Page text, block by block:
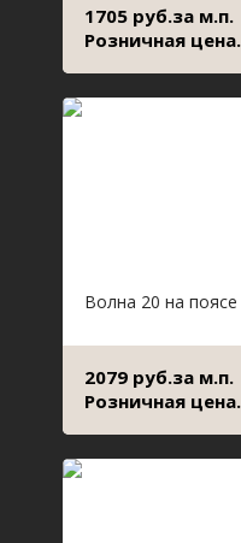
1705 руб.за м.п.
Розничная цена.
Волна 20 на поясе
2079 руб.за м.п.
Розничная цена.